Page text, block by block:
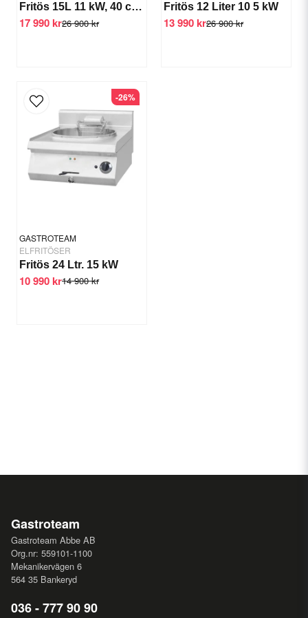
Fritös 15L 11 kW, 40 cm Turbo
26 900 kr
17 990 kr
Fritös 12 Liter 10 5 kW
26 900 kr
13 990 kr
GASTROTEAM
ELFRITÖSER
Fritös 24 Ltr. 15 kW
14 900 kr
10 990 kr
-26%
Gastroteam
Gastroteam Abbe AB
Org.nr: 559101-1100
Mekanikervägen 6
564 35 Bankeryd
036 - 777 90 90